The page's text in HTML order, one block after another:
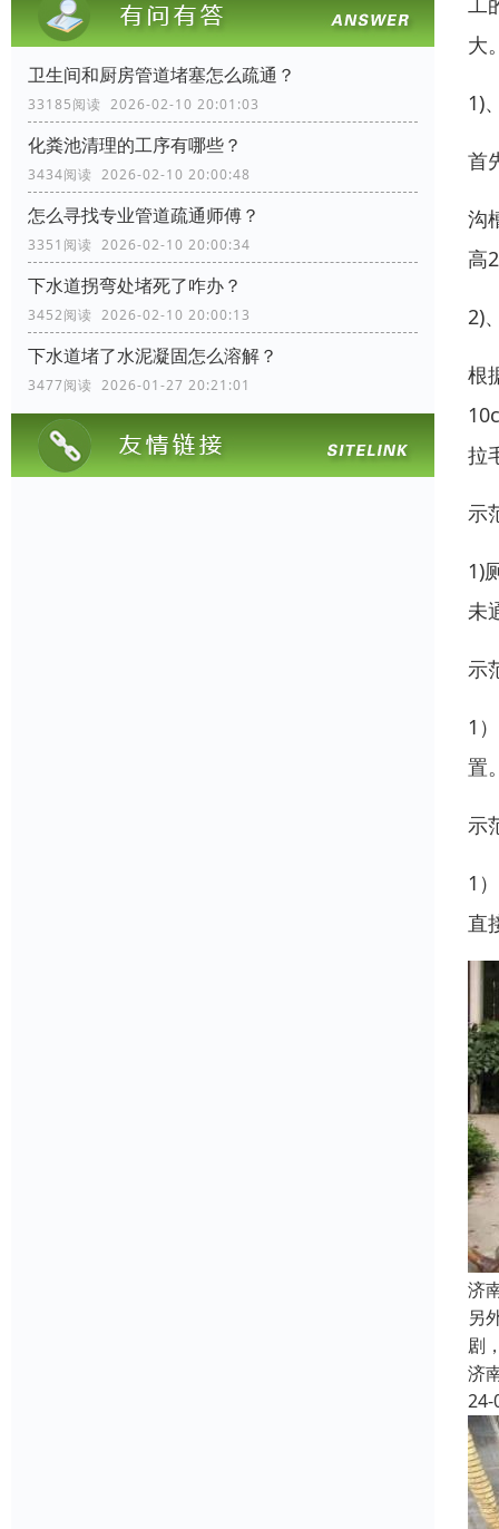
卫生间和厨房管道堵塞怎么疏通？
33185阅读 2026-02-10 20:01:03
化粪池清理的工序有哪些？
3434阅读 2026-02-10 20:00:48
怎么寻找专业管道疏通师傅？
3351阅读 2026-02-10 20:00:34
下水道拐弯处堵死了咋办？
3452阅读 2026-02-10 20:00:13
下水道堵了水泥凝固怎么溶解？
3477阅读 2026-01-27 20:21:01
大
1)
首
沟
高
2)
根
拉
示
1)
未
示
1
置
示
1
直
济
另
剧
济
24-